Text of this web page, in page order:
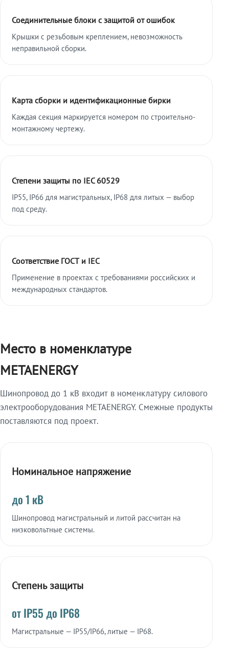
Соединительные блоки с защитой от ошибок
Крышки с резьбовым креплением, невозможность
неправильной сборки.
Карта сборки и идентификационные бирки
Каждая секция маркируется номером по строительно-
монтажному чертежу.
Степени защиты по IEC 60529
IP55, IP66 для магистральных, IP68 для литых — выбор
под среду.
Соответствие ГОСТ и IEC
Применение в проектах с требованиями российских и
международных стандартов.
Место в номенклатуре
METAENERGY
Шинопровод до 1 кВ входит в номенклатуру силового
электрооборудования METAENERGY. Смежные продукты
поставляются под проект.
Номинальное напряжение
до 1 кВ
Шинопровод магистральный и литой рассчитан на
низковольтные системы.
Степень защиты
от IP55 до IP68
Магистральные — IP55/IP66, литые — IP68.